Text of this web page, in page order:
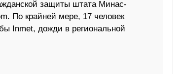
защиты штата Минас-
По крайней мере, 17 человек
Inmet, дожди в региональной